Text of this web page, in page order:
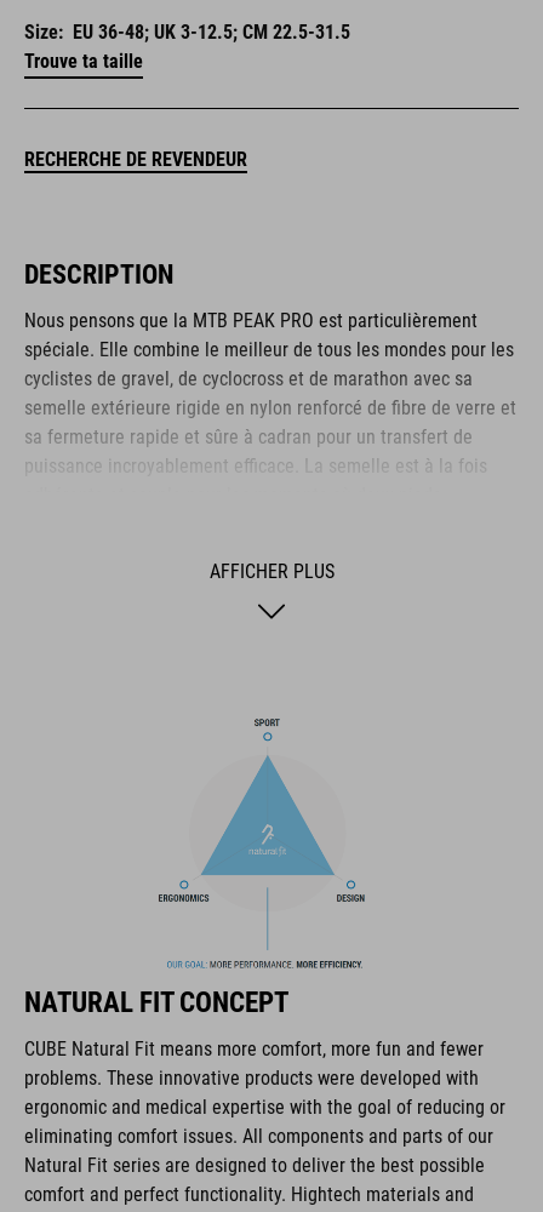
Size: EU 36-48; UK 3-12.5; CM 22.5-31.5
Trouve ta taille
RECHERCHE DE REVENDEUR
DESCRIPTION
Nous pensons que la MTB PEAK PRO est particulièrement
spéciale. Elle combine le meilleur de tous les mondes pour les
cyclistes de gravel, de cyclocross et de marathon avec sa
semelle extérieure rigide en nylon renforcé de fibre de verre et
sa fermeture rapide et sûre à cadran pour un transfert de
puissance incroyablement efficace. La semelle est à la fois
orteils et l'embout du talon renforcés offrent une protection
suffisante pour ces zones vulnérables. La semelle
semelle intérieure NF Ergonomics assure une répartition
optimale de la pression et de l'amortissement, que vous
participiez à une course ou que vous vous attaquiez à des
La marque CUBE est synonyme de produits innovants et de
haute qualité qui sont toujours orientés sur les tendances
actuelles. Les produits sont parfaitement ajustés les uns aux
autres par la coopération étroite des designers dans le
développement des accessoires et des vélos et engendrent
ainsi la meilleure combinaison en matière de design, de
AFFICHER PLUS
NATURAL FIT CONCEPT
CUBE Natural Fit means more comfort, more fun and fewer
problems. These innovative products were developed with
ergonomic and medical expertise with the goal of reducing or
eliminating comfort issues. All components and parts of our
Natural Fit series are designed to deliver the best possible
comfort and perfect functionality. Hightech materials and